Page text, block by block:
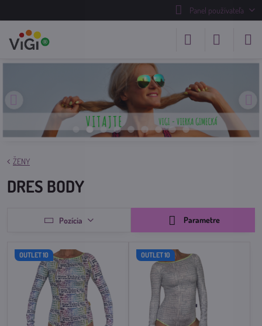
Panel používateľa
ŽENY
DRES BODY
Pozícia Parametre
OUTLET 10 OUTLET 10